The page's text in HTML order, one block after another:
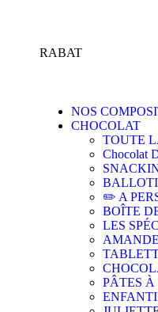
RABAT
NOS
CHOCOLAT
TOUTE
Chocolat
✏️ A
BOÎTE
LES
PÂTES À